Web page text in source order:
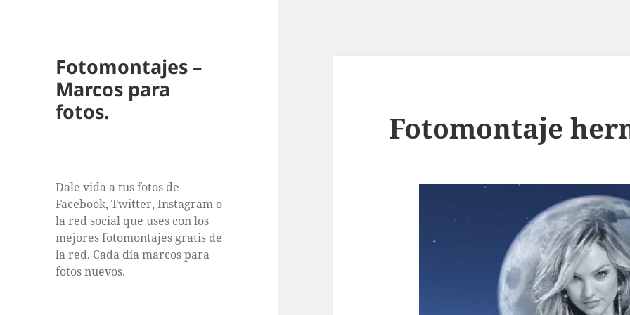
Fotomontajes –
Marcos para
fotos.
Dale vida a tus fotos de
Facebook, Twitter, Instagram o
la red social que uses con los
mejores fotomontajes gratis de
la red. Cada día marcos para
fotos nuevos.
Fotomontaje